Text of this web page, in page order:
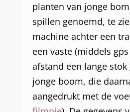
planten van jonge
spillen genoemd, te
machine achter een
een vaste (middels
afstand een lange
jonge boom, die
aangedrukt met de